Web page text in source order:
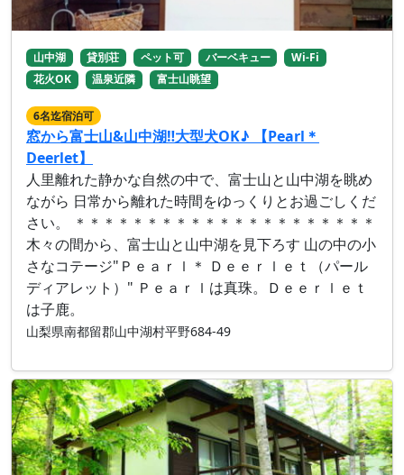
山中湖 貸別荘 ペット可 バーベキュー
Wi-Fi
花火OK
温泉近隣 富士山眺望
6名迄宿泊可
窓から富士山&山中湖‼︎大型犬OK♪ 【Pearl＊
Deerlet】
人里離れた静かな自然の中で、富士山と山中湖を眺め
ながら 日常から離れた時間をゆっくりとお過ごしくだ
さい。 ＊＊＊＊＊＊＊＊＊＊＊＊＊＊＊＊＊＊＊＊＊
木々の間から、富士山と山中湖を見下ろす 山の中の小
さなコテージ"Ｐｅａｒｌ＊ Ｄｅｅｒｌｅｔ（パール
ディアレット）" Ｐｅａｒｌは真珠。Ｄｅｅｒｌｅｔ
は子鹿。
山梨県南都留郡山中湖村平野684-49